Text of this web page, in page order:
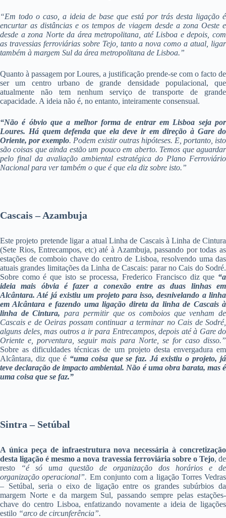
“Em todo o caso, a ideia de base que está por trás desta ligação é
encurtar as distâncias e os tempos de viagem desde a zona Oeste e
desde a zona Norte da área metropolitana, até Lisboa e depois, com
as travessias ferroviárias sobre Tejo, tanto a nova como a atual, ligar
também à margem Sul da área metropolitana de Lisboa.”
Quanto à passagem por Loures, a justificação prende-se com o facto de
ser um centro urbano de grande densidade populacional, que
atualmente não tem nenhum serviço de transporte de grande
capacidade. A ideia não é, no entanto, inteiramente consensual.
“Não é óbvio que a melhor forma de entrar em Lisboa seja por
Loures. Há quem defenda que ela deve ir em direção à Gare do
Oriente, por exemplo. Podem existir outras hipóteses. E, portanto, isto
são coisas que ainda estão um pouco em aberto. Temos que aguardar
pelo final da avaliação ambiental estratégica do Plano Ferroviário
Nacional para ver também o que é que ela diz sobre isto.”
Cascais – Azambuja
Este projeto pretende ligar a atual Linha de Cascais à Linha de Cintura
(Sete Rios, Entrecampos, etc) até à Azambuja, passando por todas as
estações de comboio chave do centro de Lisboa, resolvendo uma das
atuais grandes limitações da Linha de Cascais: parar no Cais do Sodré.
Sobre como é que isto se processa, Frederico Francisco diz que “a
ideia mais óbvia é fazer a conexão entre as duas linhas em
Alcântara. Até já existiu um projeto para isso, desnivelando a linha
em Alcântara e fazendo uma ligação direta da linha de Cascais à
linha de Cintura,para permitir que os comboios que venham de
Cascais e de Oeiras possam continuar a terminar no Cais de Sodré,
alguns deles, mas outros a ir para Entrecampos, depois até à Gare do
Oriente e, porventura, seguir mais para Norte, se for caso disso.”
Sobre as dificuldades técnicas de um projeto desta envergadura em
Alcântara, diz que é “uma coisa que se faz. Já existiu o projeto, já
teve declaração de impacto ambiental. Não é uma obra barata, mas é
uma coisa que se faz.”
Sintra – Setúbal
A única peça de infraestrutura nova necessária à concretização
desta ligação é mesmo a nova travessia ferroviária sobre o Tejo, de
resto
“é só uma questão de organização dos horários e de
organização operacional”. Em conjunto com a ligação Torres Vedras
– Setúbal, seria o eixo de ligação entre os grandes subúrbios da
margem Norte e da margem Sul, passando sempre pelas estações-
chave do centro Lisboa, enfatizando novamente a ideia de ligações
estilo “arco de circunferência”.